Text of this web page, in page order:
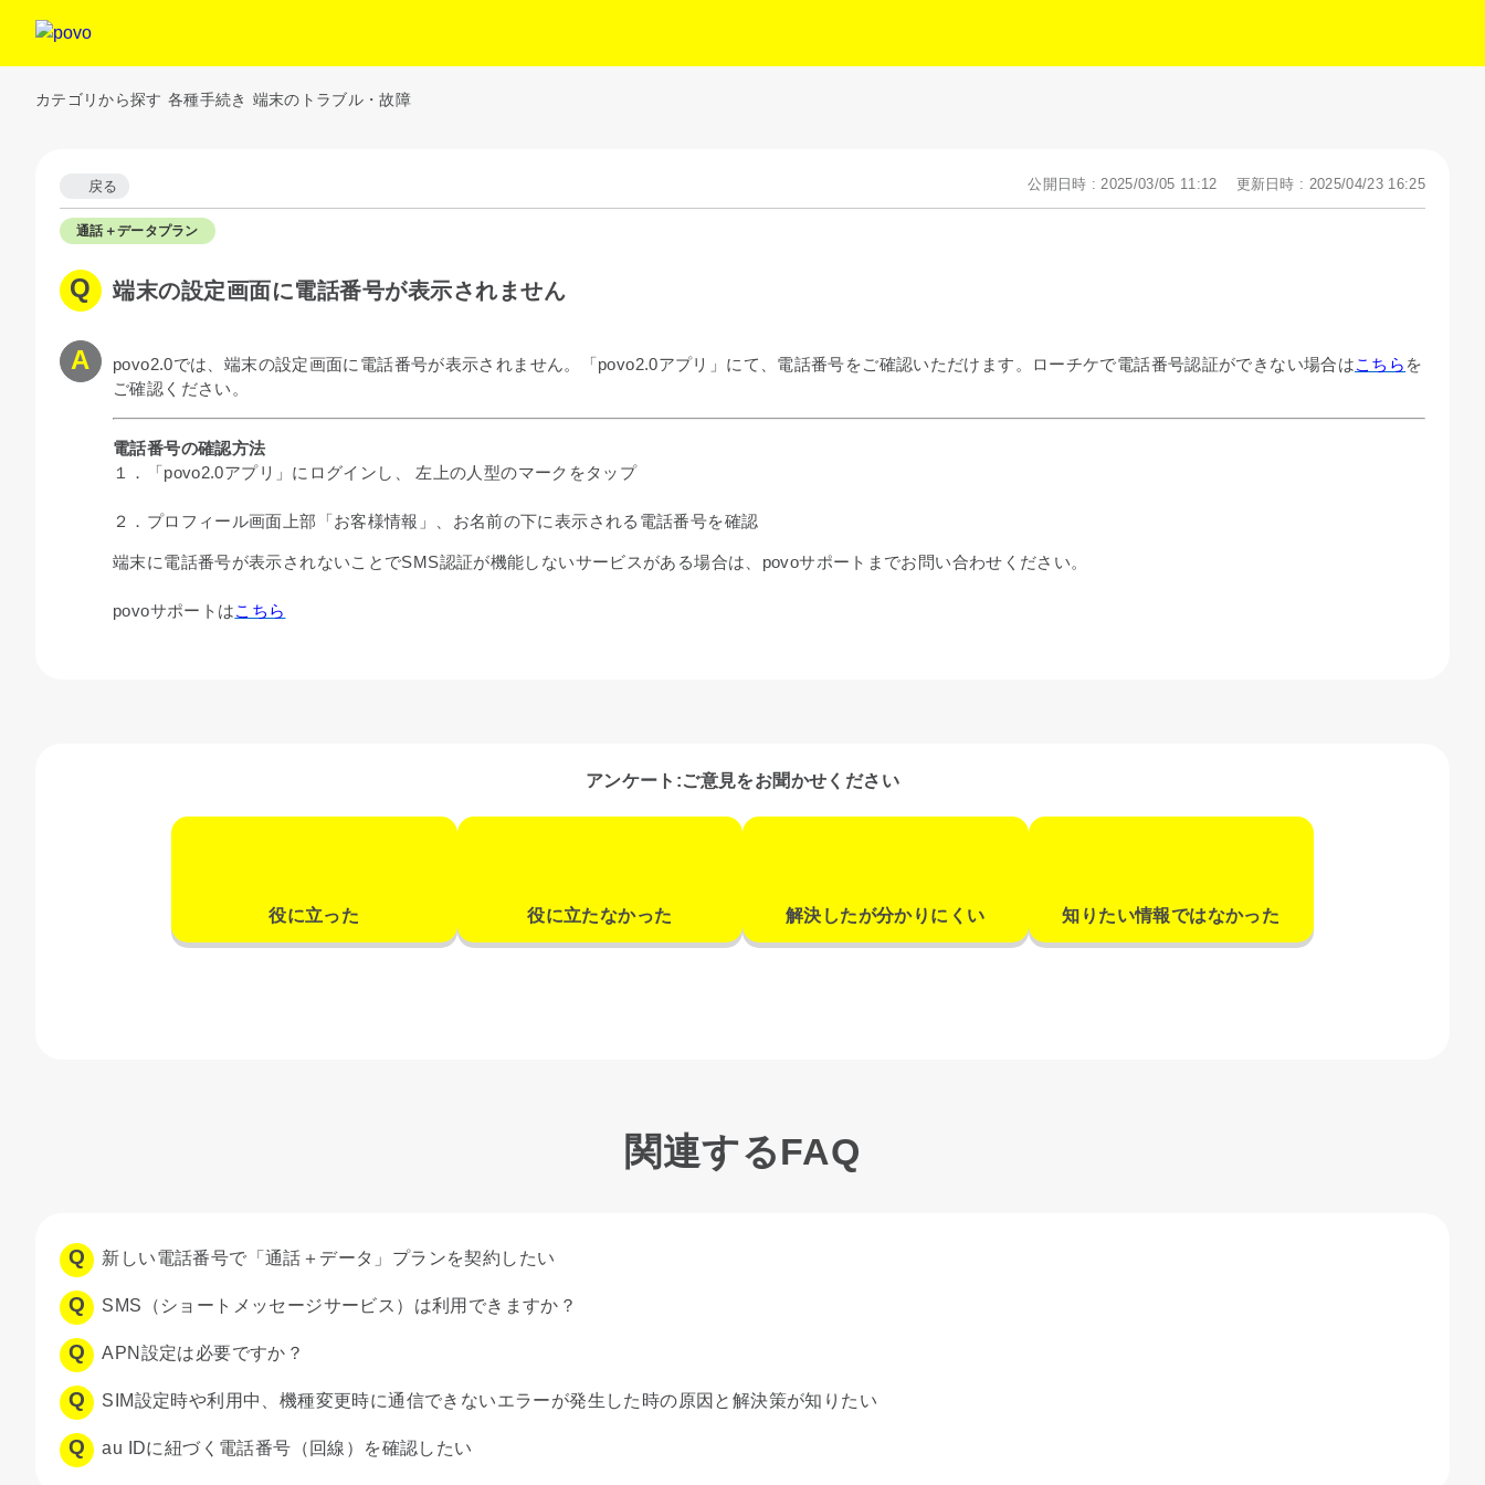
カテゴリから探す 各種手続き 端末のトラブル・故障
戻る 公開日時 : 2025/03/05 11:12 更新日時 : 2025/04/23 16:25
通話＋データプラン
端末の設定画面に電話番号が表示されません
povo2.0では、端末の設定画面に電話番号が表示されません。「povo2.0アプリ」にて、電話番号をご確認いただけます。ローチケで電話番号認証ができない場合はこちら を
ご確認ください。
電話番号の確認方法
１．
「povo2.0アプリ」にログインし、 左上の人型のマークをタップ
２． プロフィール画面上部「お客様情報」、お名前の下に表示される電話番号を確認
端末に電話番号が表示されないことでSMS認証が機能しないサービスがある場合は、povoサポートまでお問い合わせください。
povoサポートはこちら
アンケート:ご意見をお聞かせください
役に立った 役に立たなかった 解決したが分かりにくい 知りたい情報ではなかった
関連するFAQ
新しい電話番号で「通話＋データ」プランを契約したい
SMS（ショートメッセージサービス）は利用できますか？
APN設定は必要ですか？
SIM設定時や利用中、機種変更時に通信できないエラーが発生した時の原因と解決策が知りたい
au IDに紐づく電話番号（回線）を確認したい